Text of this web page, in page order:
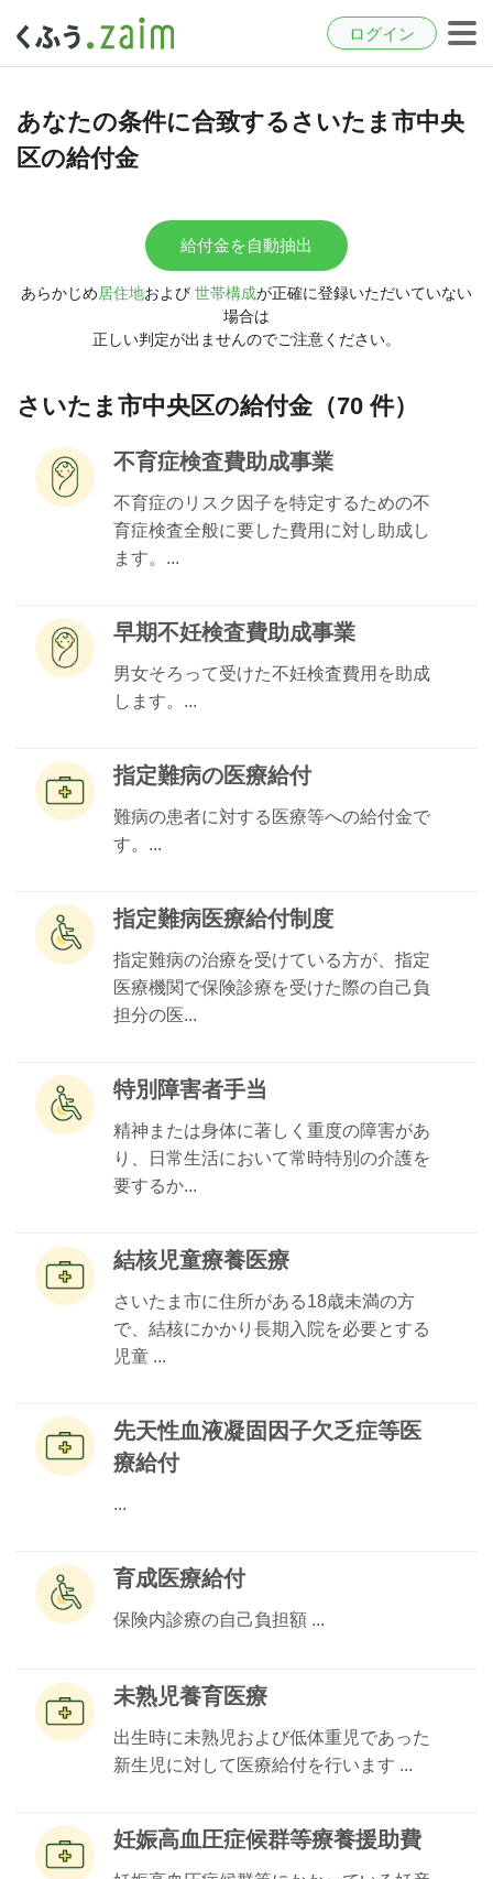
ログイン
あなたの条件に合致するさいたま市中央
区の給付金
給付金を自動抽出
あらかじめ居住地および 世帯構成が正確に登録いただいていない
場合は
正しい判定が出ませんのでご注意ください。
さいたま市中央区の給付金（70 件）
不育症検査費助成事業
不育症のリスク因子を特定するための不
育症検査全般に要した費用に対し助成し
ます。...
早期不妊検査費助成事業
男女そろって受けた不妊検査費用を助成
します。...
指定難病の医療給付
難病の患者に対する医療等への給付金で
す。...
指定難病医療給付制度
指定難病の治療を受けている方が、指定
医療機関で保険診療を受けた際の自己負
担分の医...
特別障害者手当
精神または身体に著しく重度の障害があ
り、日常生活において常時特別の介護を
要するか...
結核児童療養医療
さいたま市に住所がある18歳未満の方
で、結核にかかり長期入院を必要とする
児童 ...
先天性血液凝固因子欠乏症等医
療給付
...
育成医療給付
保険内診療の自己負担額 ...
未熟児養育医療
出生時に未熟児および低体重児であった
新生児に対して医療給付を行います ...
妊娠高血圧症候群等療養援助費